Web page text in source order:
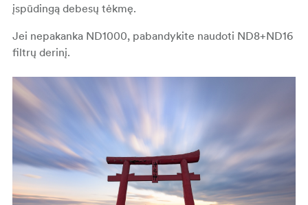
įspūdingą debesų tėkmę.
Jei nepakanka ND1000, pabandykite naudoti ND8+ND16
filtrų derinį.